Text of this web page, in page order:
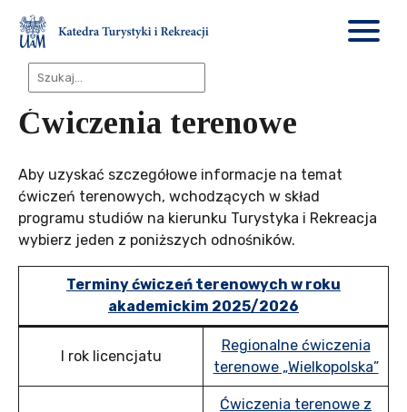
Ćwiczenia terenowe
Aby uzyskać szczegółowe informacje na temat
ćwiczeń terenowych, wchodzących w skład
programu studiów na kierunku Turystyka i Rekreacja
wybierz jeden z poniższych odnośników.
Terminy ćwiczeń terenowych w roku
akademickim 2025/2026
I rok licencjatu
Regionalne ćwiczenia
terenowe „Wielkopolska”
Ćwiczenia terenowe z